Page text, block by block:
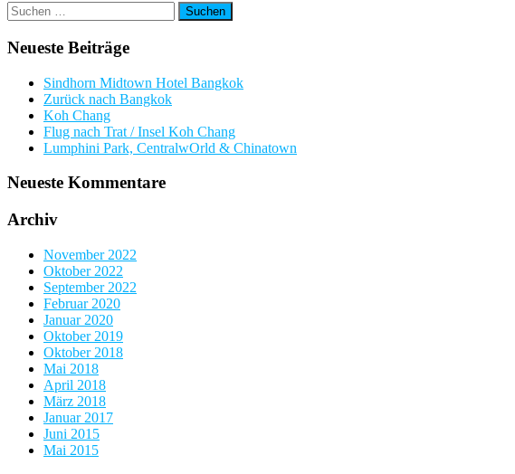
Suchen
nach:
Neueste Beiträge
Sindhorn Midtown Hotel Bangkok
Zurück nach Bangkok
Koh Chang
Flug nach Trat / Insel Koh Chang
Lumphini Park, CentralwOrld & Chinatown
Neueste Kommentare
Archiv
November 2022
Oktober 2022
September 2022
Februar 2020
Januar 2020
Oktober 2019
Oktober 2018
Mai 2018
April 2018
März 2018
Januar 2017
Juni 2015
Mai 2015